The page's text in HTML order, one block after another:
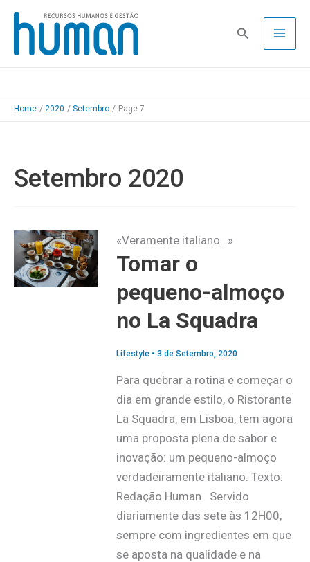
Skip
content
Pesquisa
Home 2020 Setembro Page 7
Setembro 2020
«Veramente italiano…»
Tomar o
pequeno-almoço
no La Squadra
Lifestyle• 3 de Setembro, 2020
Para quebrar a rotina e começar o
dia em grande estilo, o Ristorante
La Squadra, em Lisboa, tem agora
uma proposta plena de sabor e
inovação: um pequeno-almoço
verdadeiramente italiano. Texto:
Redação Human Servido
diariamente das sete às 12H00,
sempre com ingredientes em que
se aposta na qualidade e na